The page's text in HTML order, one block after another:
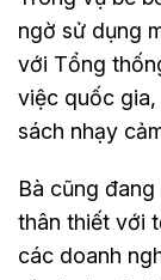
ngờ sử dụng
với Tổng
việc quốc
sách nhạy
Bà cũng
thân thiết với
các doanh